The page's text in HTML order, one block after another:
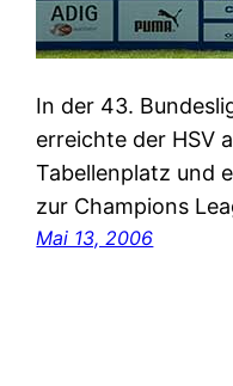
In der 43.
erreichte der HSV
Tabellenplatz und
zur Champions
Mai 13, 2006